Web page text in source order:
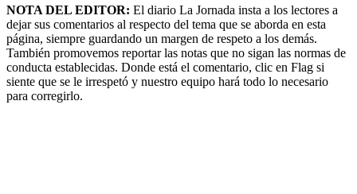
NOTA DEL EDITOR: El diario La Jornada insta a los lectores a
dejar sus comentarios al respecto del tema que se aborda en esta
página, siempre guardando un margen de respeto a los demás.
También promovemos reportar las notas que no sigan las normas de
conducta establecidas. Donde está el comentario, clic en Flag si
siente que se le irrespetó y nuestro equipo hará todo lo necesario
para corregirlo.